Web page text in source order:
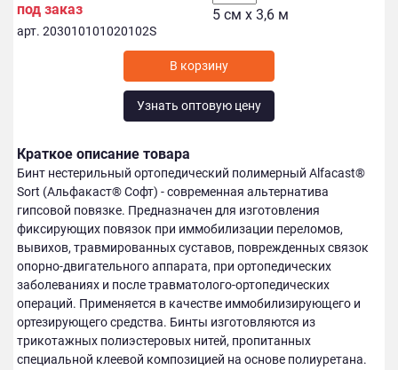
под заказ
арт. 203010101020102S
5 см х 3,6 м
В корзину
Узнать оптовую цену
Краткое описание товара
Бинт нестерильный ортопедический полимерный Alfacast®
Sort (Альфакаст® Софт) - современная альтернатива
гипсовой повязке. Предназначен для изготовления
фиксирующих повязок при иммобилизации переломов,
вывихов, травмированных суставов, поврежденных связок
опорно-двигательного аппарата, при ортопедических
заболеваниях и после травматолого-ортопедических
операций. Применяется в качестве иммобилизирующего и
ортезирующего средства. Бинты изготовляются из
трикотажных полиэстеровых нитей, пропитанных
специальной клеевой композицией на основе полиуретана.